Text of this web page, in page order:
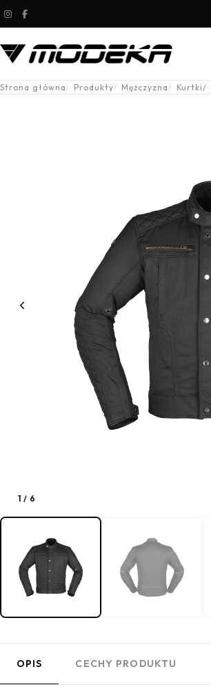
Strona główna Produkty Mężczyzna Kurtki
1 / 6
OPIS CECHY PRODUKTU